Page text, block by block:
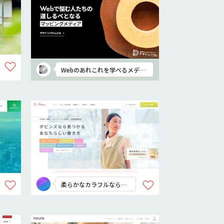
Webのあれこれを学べるメディ
ア
柔らかなカラフルなら安
心感を出せる